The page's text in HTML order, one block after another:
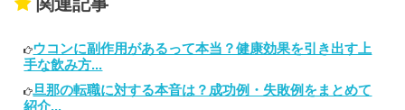
ウコンに副作用があるって本当？健康効果を引き出す上
手な飲み方...
旦那の転職に対する本音は？成功例・失敗例をまとめて
紹介...